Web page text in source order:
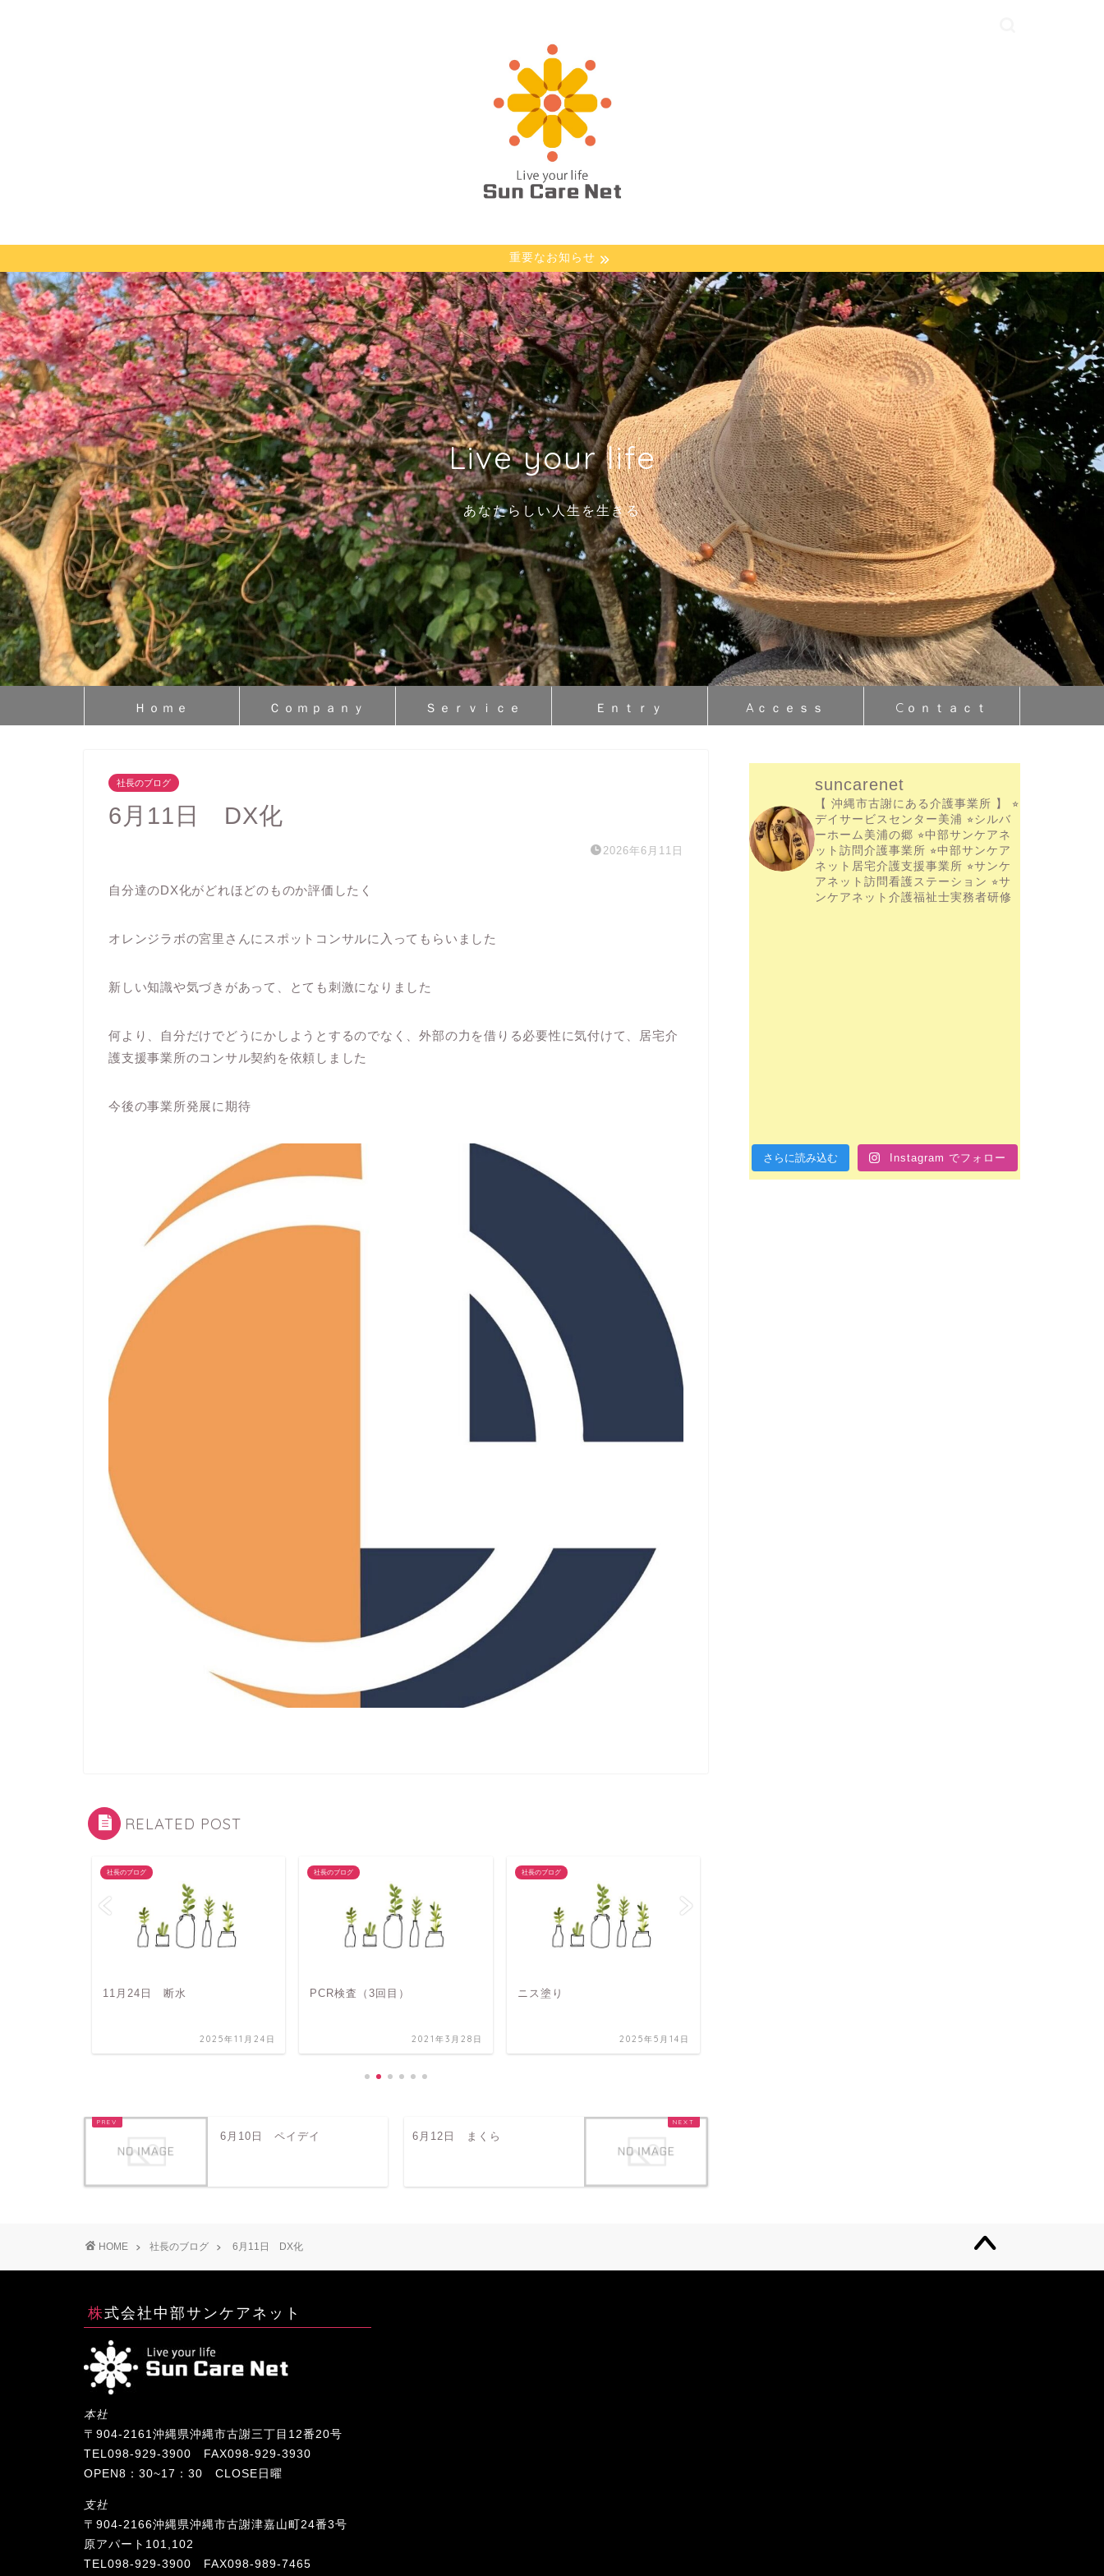
重要なお知らせ
Live your life
あなたらしい人生を生きる
Ｈｏｍｅ Ｃｏｍｐａｎｙ Ｓｅｒｖｉｃｅ Ｅｎｔｒｙ Aｃｃｅｓｓ Cｏｎｔａｃｔ
社長のブログ
6月11日 DX化
2026年6月11日
自分達のDX化がどれほどのものか評価したく
オレンジラボの宮里さんにスポットコンサルに入ってもらいました
新しい知識や気づきがあって、とても刺激になりました
何より、自分だけでどうにかしようとするのでなく、外部の力を借りる必要性に気付けて、居宅介
護支援事業所のコンサル契約を依頼しました
今後の事業所発展に期待
RELATED POST
社長のブログ
11月24日 断水
2025年11月24日
社長のブログ
PCR検査（3回目）
2021年3月28日
社長のブログ
ニス塗り
2025年5月14日
6月10日 ペイデイ 6月12日 まくら
suncarenet
【 沖縄市古謝にある介護事業所 】
⭐︎
デイサービスセンター美浦 ⭐︎シルバ
ーホーム美浦の郷 ⭐︎中部サンケアネ
ット訪問介護事業所 ⭐︎中部サンケア
ネット居宅介護支援事業所 ⭐︎サンケ
アネット訪問看護ステーション ⭐︎サ
ンケアネット介護福祉士実務者研修
さらに読み込む Instagram でフォロー
HOME 社長のブログ 6月11日 DX化
株式会社中部サンケアネット
本社
〒904-2161沖縄県沖縄市古謝三丁目12番20号
TEL098-929-3900 FAX098-929-3930
OPEN8：30~17：30 CLOSE日曜
支社
〒904-2166沖縄県沖縄市古謝津嘉山町24番3号
原アパート101,102
TEL098-929-3900 FAX098-989-7465